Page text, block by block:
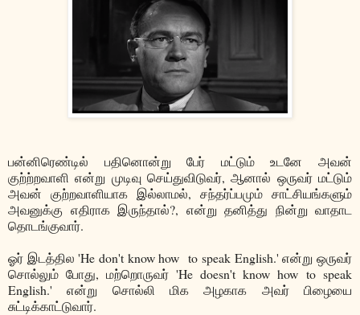
பன்னிரெண்டில் பதினொன்று பேர் மட்டும் உடனே அவன்
குற்ற்றவாளி என்று முடிவு செய்துவிடுவர், ஆனால் ஒருவர் மட்டும்
அவன் குற்றவாளியாக இல்லாமல், சந்தர்ப்பமும் சாட்சியங்களும்
அவனுக்கு எதிராக இருந்தால்?, என்று தனித்து நின்று வாதாட
தொடங்குவார்.
ஓர் இடத்தில 'He don't know how to speak English.' என்று ஒருவர்
சொல்லும் போது, மற்றொருவர் 'He doesn't know how to speak
English.' என்று சொல்லி மிக அழகாக அவர் பிழையை
சுட்டிக்காட்டுவார்.